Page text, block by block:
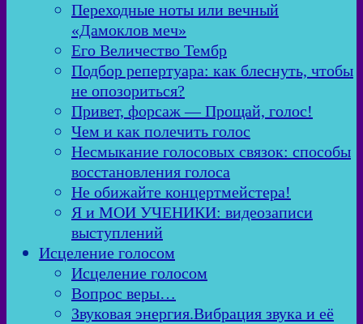
Переходные ноты или вечный
«Дамоклов меч»
Его Величество Тембр
Подбор репертуара: как блеснуть, чтобы
не опозориться?
Привет, форсаж — Прощай, голос!
Чем и как полечить голос
Несмыкание голосовых связок: способы
восстановления голоса
Не обижайте концертмейстера!
Я и МОИ УЧЕНИКИ: видеозаписи
выступлений
Исцеление голосом
Исцеление голосом
Вопрос веры…
Звуковая энергия.Вибрация звука и её